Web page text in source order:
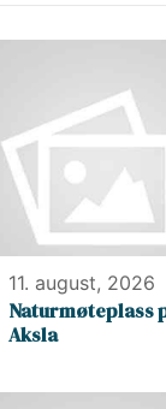
11. august, 2026
Naturmøteplass
Aksla